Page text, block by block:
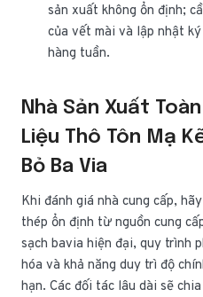
sản xuất không ổn định;
của vết mài và lập nhật
hàng tuần.
Nhà Sản Xuất
Liệu Thô Tôn Mạ
Bỏ Ba Via
Khi đánh giá nhà cung cấp,
thép ổn định từ nguồn cung
sạch bavia hiện đại, quy trình
hóa và khả năng duy trì độ
hạn. Các đối tác lâu dài sẽ